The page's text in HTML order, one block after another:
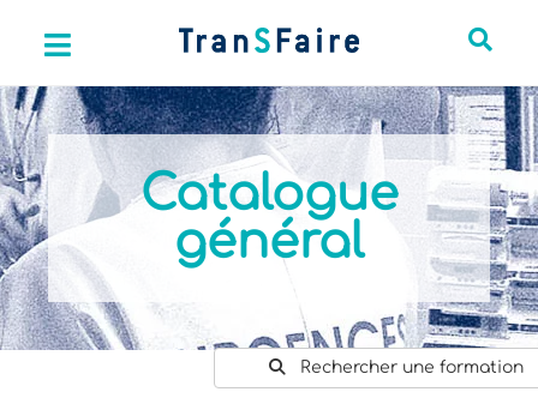
Catalogue
général
Rechercher une formation